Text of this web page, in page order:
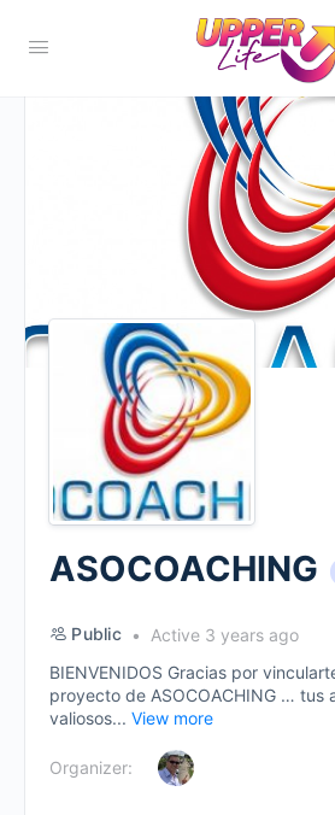
ASOCOACHING
Public
Active 3 years ago
BIENVENIDOS Gracias por
proyecto de ASOCOACHING … tus
valiosos... View more
Organizer: